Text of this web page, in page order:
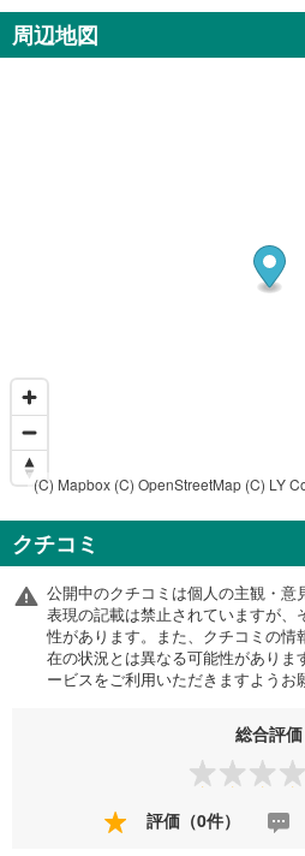
周辺地図
(C) Mapbox (C) OpenStreetMap (C) LY
クチコミ
公開中のクチコミは個人の主観・意
表現の記載は禁止されていますが
性があります。また、クチコミの
在の状況とは異なる可能性がありま
ービスをご利用いただきますようお
総合評価
評価（0件）